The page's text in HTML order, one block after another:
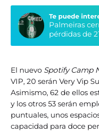
Te puede
Palmeiras
pérdidas de
El nuevo Spotify Camp
VIP, 20 serán Very Vip
Asimismo, 62 de ellos
y los otros 53 serán
puntuales, unos
capacidad para doce